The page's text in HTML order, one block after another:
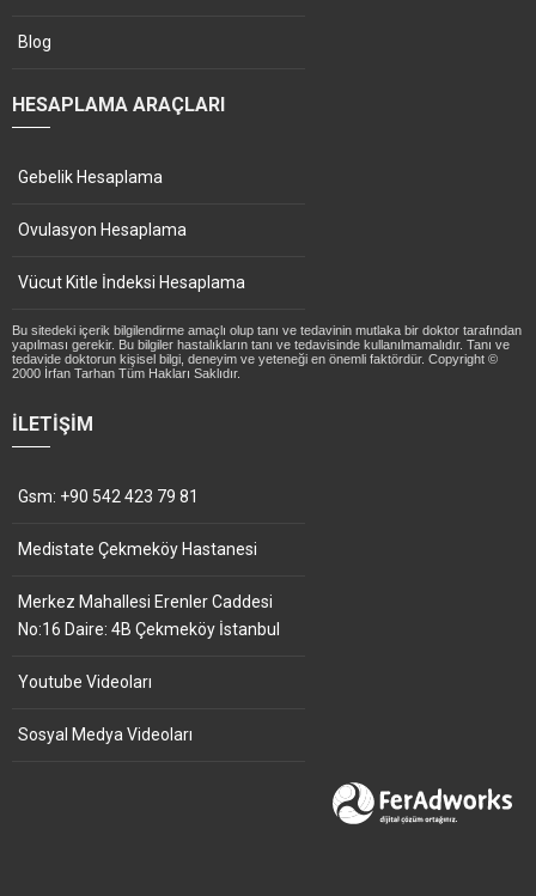
Blog
HESAPLAMA ARAÇLARI
Gebelik Hesaplama
Ovulasyon Hesaplama
Vücut Kitle İndeksi Hesaplama
Bu sitedeki içerik bilgilendirme amaçlı olup tanı ve tedavinin mutlaka bir doktor tarafından
yapılması gerekir. Bu bilgiler hastalıkların tanı ve tedavisinde kullanılmamalıdır. Tanı ve
tedavide doktorun kişisel bilgi, deneyim ve yeteneği en önemli faktördür. Copyright ©
2000 İrfan Tarhan Tüm Hakları Saklıdır.
İLETIŞIM
Gsm: +90 542 423 79 81
Medistate Çekmeköy Hastanesi
Merkez Mahallesi Erenler Caddesi
No:16 Daire: 4B Çekmeköy İstanbul
Youtube Videoları
Sosyal Medya Videoları